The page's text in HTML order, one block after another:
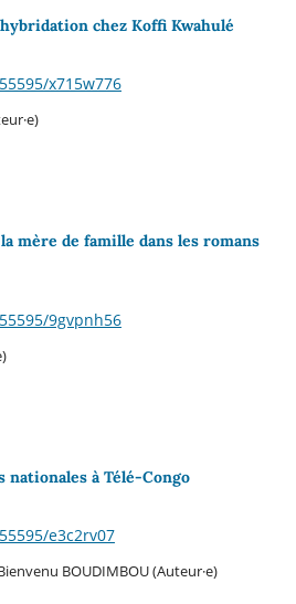
chez Koffi Kwahulé
x715w776
mère de famille dans les romans
9gvpnh56
nationales à Télé-Congo
e3c2rv07
BOUDIMBOU (Auteur·e)